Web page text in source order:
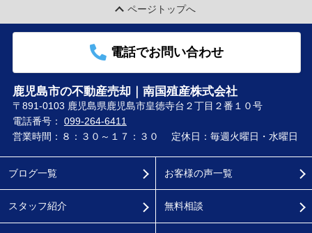
ページトップへ
電話でお問い合わせ
鹿児島市の不動産売却｜南国殖産株式会社
〒891-0103 鹿児島県鹿児島市皇徳寺台２丁目２番１０号
電話番号： 099-264-6411
営業時間：８：３０～１７：３０
定休日：毎週火曜日・水曜日
ブログ一覧
スタッフ紹介
お客様の声一覧
無料相談